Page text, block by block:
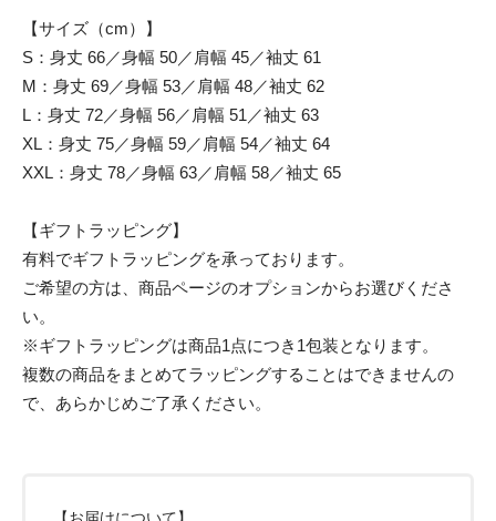
【サイズ（cm）】
S：身丈 66／身幅 50／肩幅 45／袖丈 61
M：身丈 69／身幅 53／肩幅 48／袖丈 62
L：身丈 72／身幅 56／肩幅 51／袖丈 63
XL：身丈 75／身幅 59／肩幅 54／袖丈 64
XXL：身丈 78／身幅 63／肩幅 58／袖丈 65
【ギフトラッピング】
有料でギフトラッピングを承っております。
ご希望の方は、商品ページのオプションからお選びくださ
い。
※ギフトラッピングは商品1点につき1包装となります。
複数の商品をまとめてラッピングすることはできませんの
で、あらかじめご了承ください。